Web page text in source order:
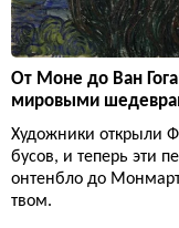
От Моне до Ван
мировыми
Художники открыли
бусов, и теперь эти
онтенбло до
твом.